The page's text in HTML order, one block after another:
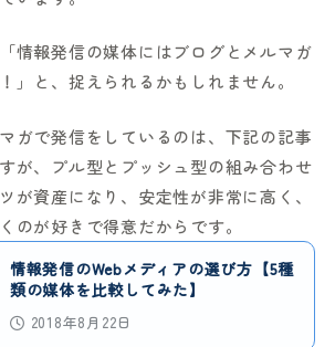
情報発信の媒体にはブログとメルマガ
」と、捉えられるかもしれません。
ガで発信をしているのは、下記の記事
が、プル型とプッシュ型の組み合わせ
が資産になり、安定性が非常に高く、
のが好きで得意だからです。
情報発信のWebメディアの選び方【5種
類の媒体を比較してみた】
2018年8月22日